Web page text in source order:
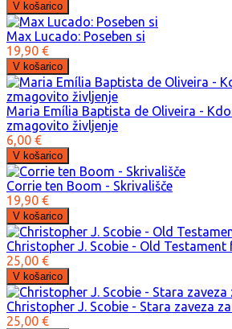
Max Lucado: Poseben si
19,90 €
Maria Emília Baptista de Oliveira -
zmagovito življenje
6,00 €
Corrie ten Boom - Skrivališče
19,90 €
Christopher J. Scobie - Old Testament
25,00 €
Christopher J. Scobie - Stara zaveza
25,00 €